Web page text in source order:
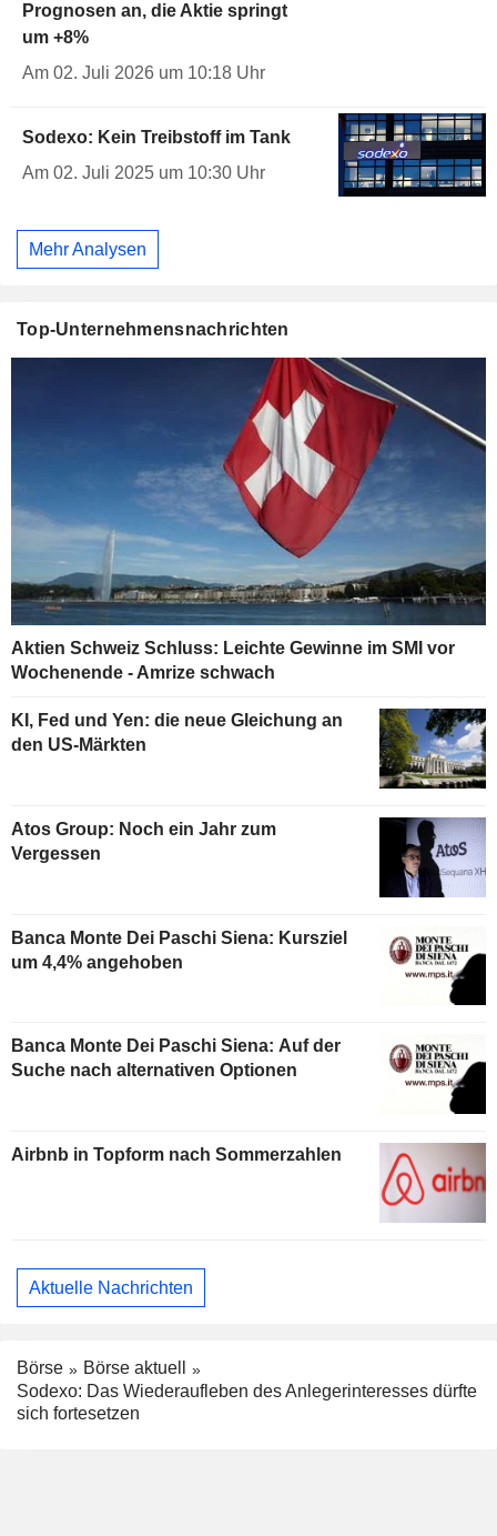
Prognosen an, die Aktie springt
um +8%
Am 02. Juli 2026 um 10:18 Uhr
Sodexo: Kein Treibstoff im Tank
Am 02. Juli 2025 um 10:30 Uhr
Mehr Analysen
Top-Unternehmensnachrichten
Aktien Schweiz Schluss: Leichte Gewinne im SMI vor
Wochenende - Amrize schwach
KI, Fed und Yen: die neue Gleichung an
den US-Märkten
Atos Group: Noch ein Jahr zum
Vergessen
Banca Monte Dei Paschi Siena: Kursziel
um 4,4% angehoben
Banca Monte Dei Paschi Siena: Auf der
Suche nach alternativen Optionen
Airbnb in Topform nach Sommerzahlen
Aktuelle Nachrichten
Börse
Börse aktuell
Sodexo: Das Wiederaufleben des Anlegerinteresses dürfte
sich fortesetzen